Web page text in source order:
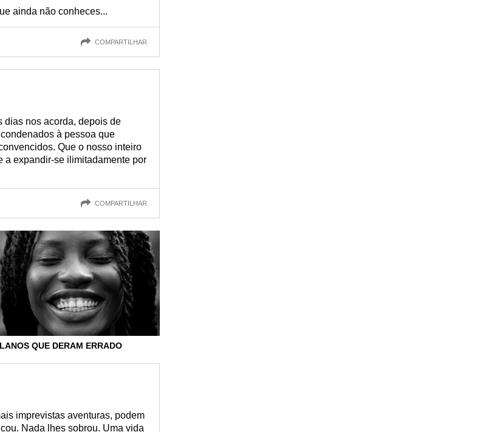
ainda não conheces...
COMPARTILHAR
dias nos acorda, depois de
à pessoa que
Que o nosso inteiro
a expandir-se ilimitadamente por
COMPARTILHAR
QUE DERAM ERRADO
imprevistas aventuras, podem
Nada lhes sobrou. Uma vida